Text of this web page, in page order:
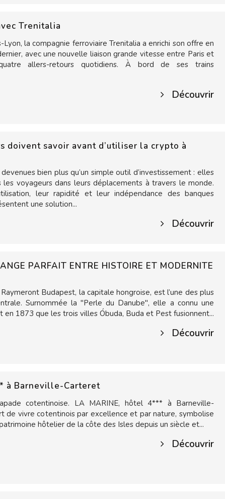
Trenitalia
la compagnie ferroviaire Trenitalia a enrichi son offre en
avec une nouvelle liaison grande vitesse entre Paris et
allers-retours quotidiens. À bord de ses trains
Découvrir
doivent savoir avant d’utiliser la crypto à
bien plus qu’un simple outil d’investissement : elles
les voyageurs dans leurs déplacements à travers le monde.
leur rapidité et leur indépendance des banques
une solution...
Découvrir
PARFAIT ENTRE HISTOIRE ET MODERNITE
Budapest, la capitale hongroise, est l’une des plus
Surnommée la "Perle du Danube", elle a connu une
en 1873 que les trois villes Óbuda, Buda et Pest fusionnent...
Découvrir
à Barneville-Carteret
cotentinoise. LA MARINE, hôtel 4*** à Barneville-
de vivre cotentinois par excellence et par nature, symbolise
hôtelier de la côte des Isles depuis un siècle et...
Découvrir